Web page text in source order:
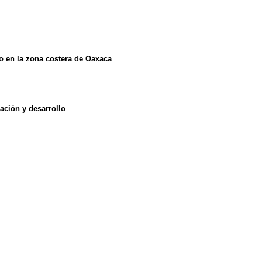
la zona costera de Oaxaca
y desarrollo